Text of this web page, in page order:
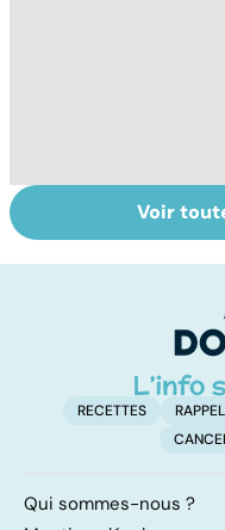
Virus du Nil
occidental : ce
Voir
RECETTES
Qui sommes-nous ?